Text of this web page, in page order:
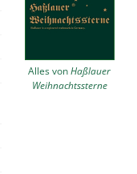
Alles vonHaßlauer
Weihnachtssterne